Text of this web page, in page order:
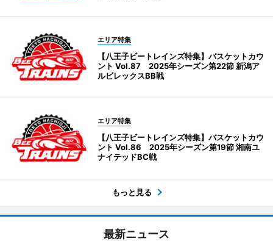
エリア特集
【八王子ビートレインズ特集】バスケットカウ
ント Vol.87 2025年シーズン第22節 新潟ア
ルビレックスBB戦
エリア特集
【八王子ビートレインズ特集】バスケットカウ
ント Vol.86 2025年シーズン第19節 湘南ユ
ナイテッドBC戦
もっと見る
最新ニュース